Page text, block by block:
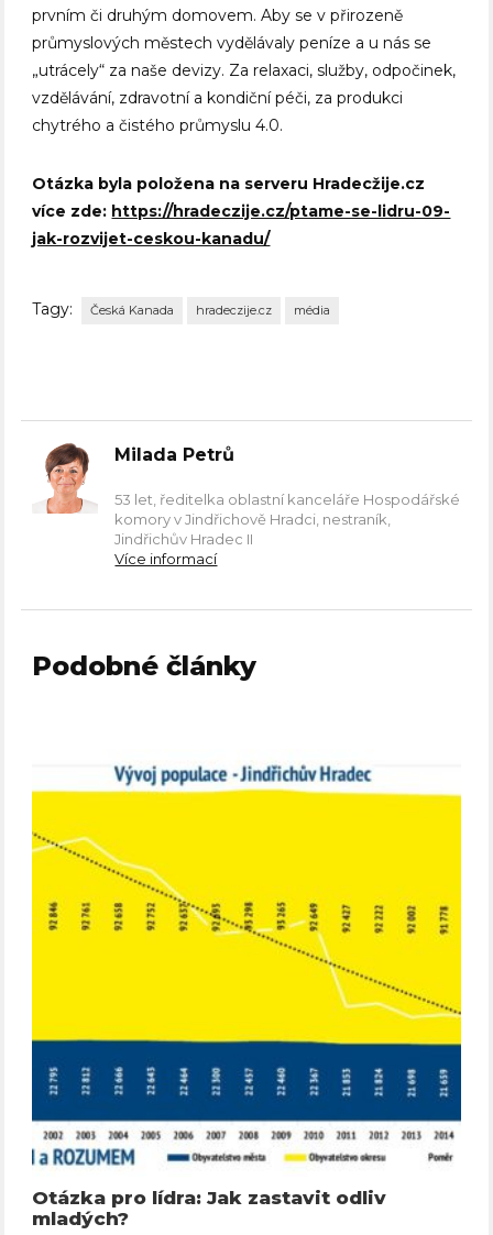
prvním či druhým domovem. Aby se v přirozeně
průmyslových městech vydělávaly peníze a u nás se
„utrácely“ za naše devizy. Za relaxaci, služby, odpočinek,
vzdělávání, zdravotní a kondiční péči, za produkci
chytrého a čistého průmyslu 4.0.
Otázka byla položena na serveru Hradecžije.cz
více zde: https://hradeczije.cz/ptame-se-lidru-09-
jak-rozvijet-ceskou-kanadu/
Tagy: Česká Kanada hradeczije.cz média
Milada Petrů
53 let, ředitelka oblastní kanceláře Hospodářské
komory v Jindřichově Hradci, nestraník,
Jindřichův Hradec II
Více informací
Podobné články
Otázka pro lídra: Jak zastavit odliv
mladých?